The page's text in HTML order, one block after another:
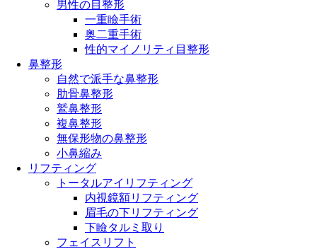
男性の目整形
一重瞼手術
奥二重手術
性的マイノリティ目整形
鼻整形
自然で派手な鼻整形
肋骨鼻整形
鷲鼻整形
複鼻整形
無保形物の鼻整形
小鼻縮み
リフティング
トータルアイリフティング
内視鏡額リフティング
眉毛の下リフティング
下瞼タルミ取り
フェイスリフト